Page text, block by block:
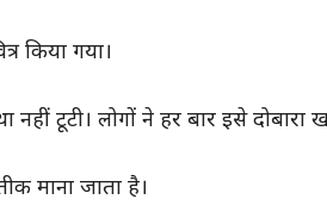
किया गया।
टूटी। लोगों ने हर बार इसे दोबारा
माना जाता है।